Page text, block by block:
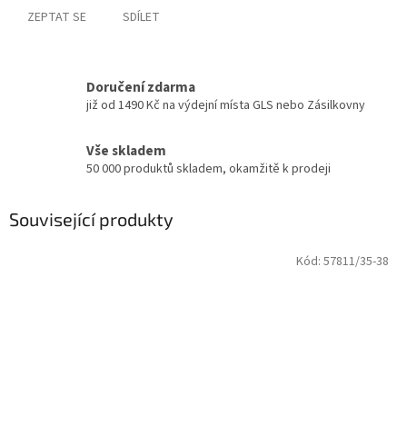
ZEPTAT SE SDÍLET
Doručení zdarma
již od 1490 Kč na výdejní místa GLS nebo Zásilkovny
Vše skladem
50 000 produktů skladem, okamžitě k prodeji
Související produkty
Kód: 57811/35-38